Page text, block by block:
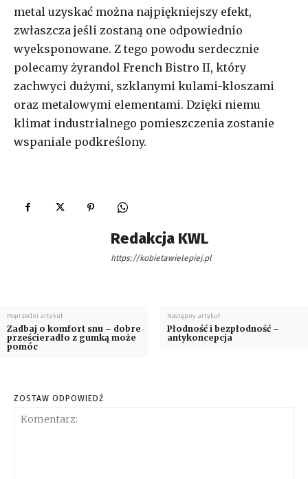
metal uzyskać można najpiękniejszy efekt,
zwłaszcza jeśli zostaną one odpowiednio
wyeksponowane. Z tego powodu serdecznie
polecamy żyrandol French Bistro II, który
zachwyci dużymi, szklanymi kulami-kloszami
oraz metalowymi elementami. Dzięki niemu
klimat industrialnego pomieszczenia zostanie
wspaniale podkreślony.
Redakcja KWL
https://kobietawielepiej.pl
Poprzedni artykuł
Zadbaj o komfort snu – dobre
prześcieradło z gumką może
pomóc
Następny artykuł
Płodność i bezpłodność –
antykoncepcja
ZOSTAW ODPOWIEDŹ